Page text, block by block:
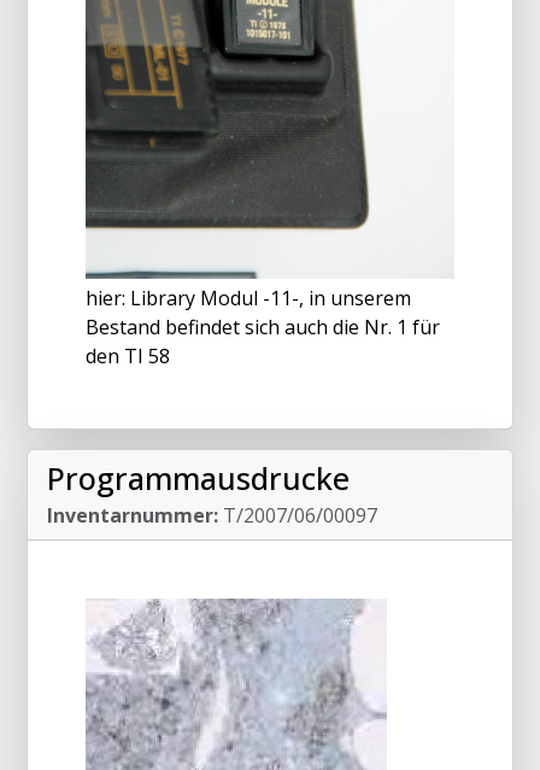
hier: Library Modul -11-, in unserem
Bestand befindet sich auch die Nr. 1 für
den TI 58
Programmausdrucke
Inventarnummer: T/2007/06/00097